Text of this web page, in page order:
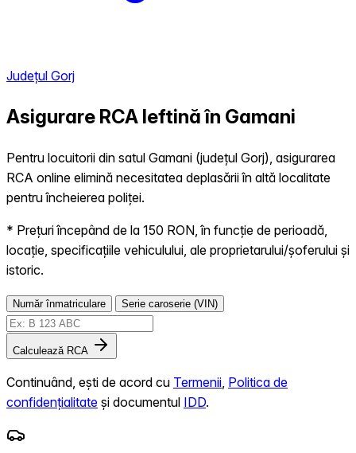
Județul Gorj
Asigurare RCA Ieftină în Gamani
Pentru locuitorii din satul Gamani (județul Gorj), asigurarea
RCA online elimină necesitatea deplasării în altă localitate
pentru încheierea poliței.
* Prețuri începând de la 150 RON, în funcție de perioadă,
locație, specificațiile vehiculului, ale proprietarului/șoferului și
istoric.
Număr înmatriculare Serie caroserie (VIN)
Calculează RCA
Continuând, ești de acord cu Termenii Politica de
confidențialitate și documentul IDD.